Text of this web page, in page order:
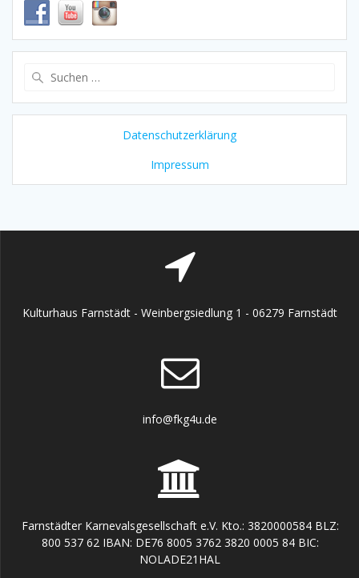
Datenschutzerklärung
Impressum
Kulturhaus Farnstädt - Weinbergsiedlung 1 - 06279 Farnstädt
info@fkg4u.de
Farnstädter Karnevalsgesellschaft e.V. Kto.: 3820000584 BLZ:
800 537 62 IBAN: DE76 8005 3762 3820 0005 84 BIC:
NOLADE21HAL